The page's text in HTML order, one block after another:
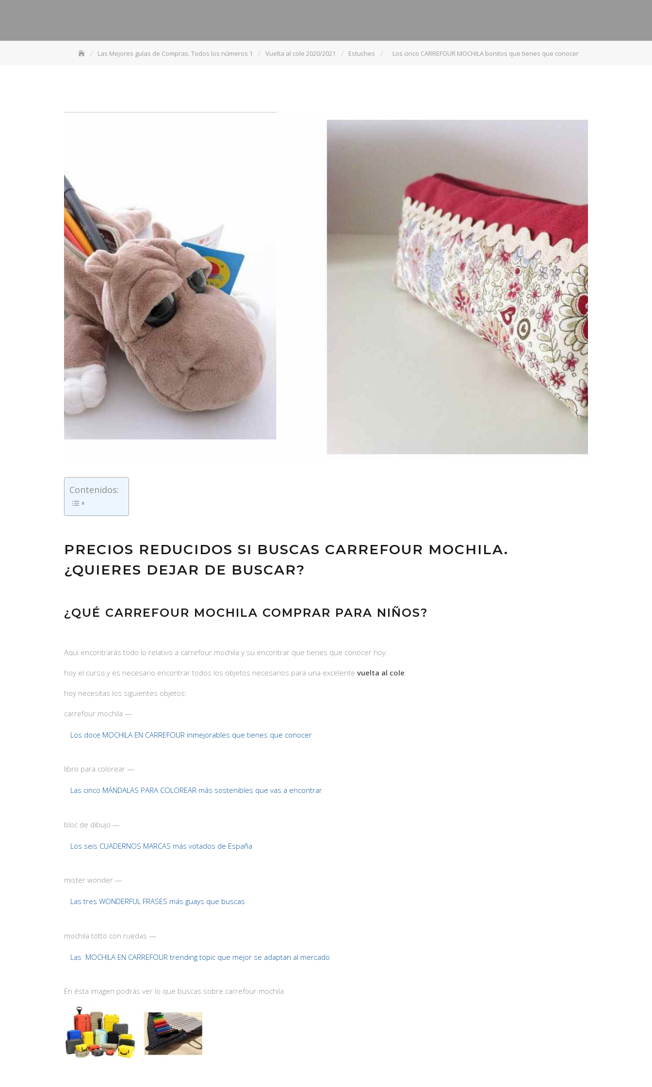
Las Mejores guías de Compras. Todos los números 1 Vuelta al cole 2020/2021 Estuches Los cinco CARREFOUR MOCHILA bonitos que tienes que conocer
Contenidos:
PRECIOS REDUCIDOS SI BUSCAS CARREFOUR MOCHILA.
¿QUIERES DEJAR DE BUSCAR?
¿QUÉ CARREFOUR MOCHILA COMPRAR PARA NIÑOS?
Aquí encontrarás todo lo relativo a carrefour mochila y su encontrar que tienes que conocer hoy.
hoy el curso y es necesario encontrar todos los objetos necesarios para una excelente vuelta al cole:
hoy necesitas los siguientes objetos:
carrefour mochila —
Los doce MOCHILA EN CARREFOUR inmejorables que tienes que conocer
libro para colorear —
Las cinco MÁNDALAS PARA COLOREAR más sostenibles que vas a encontrar
bloc de dibujo —
Los seis CUADERNOS MARCAS más votados de España
mister wonder —
Las tres WONDERFUL FRASES más guays que buscas
mochila totto con ruedas —
Las MOCHILA EN CARREFOUR trending topic que mejor se adaptan al mercado
En ésta imagen podrás ver lo que buscas sobre carrefour mochila